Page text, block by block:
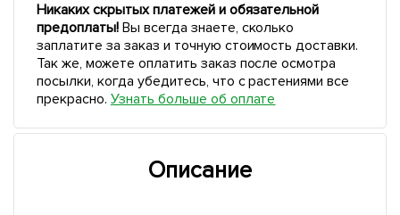
Никаких скрытых платежей и обязательной
предоплаты!Вы всегда знаете, сколько
заплатите за заказ и точную стоимость доставки.
Так же, можете оплатить заказ после осмотра
посылки, когда убедитесь, что с растениями все
прекрасно. Узнать больше об оплате
Описание